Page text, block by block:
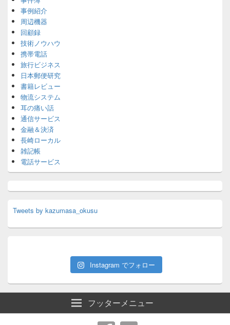
事例紹介
周辺機器
回顧録
技術ノウハウ
携帯電話
旅行ビジネス
日本郵便研究
書籍レビュー
物流システム
耳の痛い話
通信サービス
金融＆決済
長崎ローカル
雑記帳
電話サービス
Tweets by kazumasa_okusu
Instagram でフォロー
フッターメニュー